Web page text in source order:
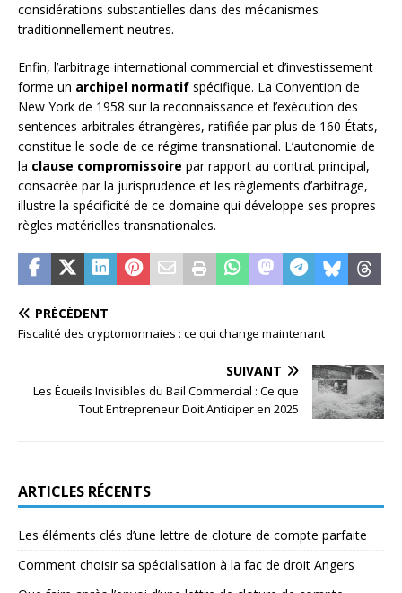
considérations substantielles dans des mécanismes
traditionnellement neutres.
Enfin, l’arbitrage international commercial et d’investissement
forme un archipel normatif spécifique. La Convention de
New York de 1958 sur la reconnaissance et l’exécution des
sentences arbitrales étrangères, ratifiée par plus de 160 États,
constitue le socle de ce régime transnational. L’autonomie de
la clause compromissoire par rapport au contrat principal,
consacrée par la jurisprudence et les règlements d’arbitrage,
illustre la spécificité de ce domaine qui développe ses propres
règles matérielles transnationales.
PRÉCÉDENT
Fiscalité des cryptomonnaies : ce qui change maintenant
SUIVANT
Les Écueils Invisibles du Bail Commercial : Ce que
Tout Entrepreneur Doit Anticiper en 2025
ARTICLES RÉCENTS
Les éléments clés d’une lettre de cloture de compte parfaite
Comment choisir sa spécialisation à la fac de droit Angers